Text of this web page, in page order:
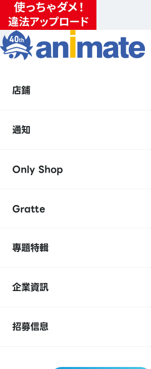
店鋪
通知
Only Shop
Gratte
專題特輯
企業資訊
招募信息